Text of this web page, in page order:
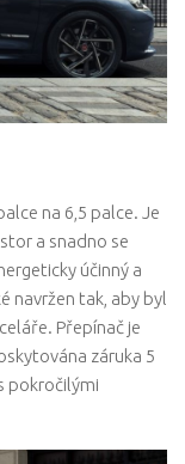
na 6,5 ​​palce. Je
a snadno se
účinný a
navržen tak, aby byl
Přepínač je
záruka 5
pokročilými